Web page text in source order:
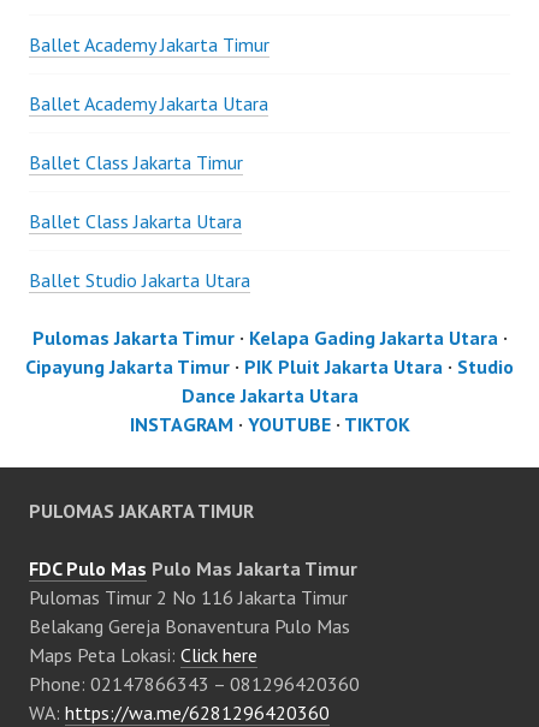
Ballet Academy Jakarta Timur
Ballet Academy Jakarta Utara
Ballet Class Jakarta Timur
Ballet Class Jakarta Utara
Ballet Studio Jakarta Utara
Pulomas Jakarta Timur· Kelapa Gading Jakarta Utara ·
Cipayung Jakarta Timur · PIK Pluit Jakarta Utara · Studio
Dance Jakarta Utara
INSTAGRAM · YOUTUBE· TIKTOK
PULOMAS JAKARTA TIMUR
FDC Pulo Mas Pulo Mas Jakarta Timur
Pulomas Timur 2 No 116 Jakarta Timur
Belakang Gereja Bonaventura Pulo Mas
Maps Peta Lokasi: Click here
Phone: 02147866343 – 081296420360
WA: https://wa.me/6281296420360